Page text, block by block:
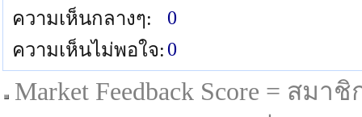
ความเห็นกลางๆ:
0
ความเห็นไม่พอใจ: 0
Market Feedback Score = สม